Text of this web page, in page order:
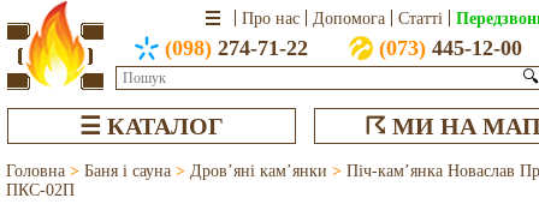
Про нас Допомога Статті
(098) 274-71-22 (073)445-12-00
🔍
☰ КАТАЛОГ ☈ МИ НА
Головна > Баня і сауна > Дров’яні кам’янки > Піч-кам’янка Новаслав
ПКС-02П